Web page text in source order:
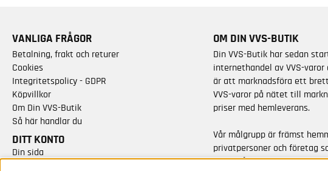
VANLIGA FRÅGOR
Betalning, frakt och returer
Cookies
Integritetspolicy - GDPR
Köpvillkor
Om Din VVS-Butik
Så här handlar du
DITT KONTO
Din sida
OM DIN VVS-BUTIK
Din VVS-Butik har sedan
internethandel av VVS-varor
är att marknadsföra ett
VVS-varor på nätet till
priser med hemleverans.
Vår målgrupp är främst
privatpersoner och företag
varor från kända varumärken.